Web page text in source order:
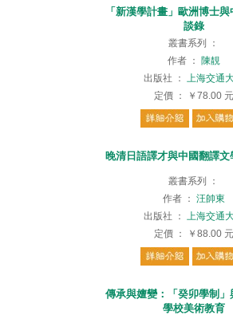
「新漢學計畫」歐洲博士
談錄
叢書系列
：
作者 ：
陳靚
出版社
： 上海交通
定價 ： ￥78.00 元
晚清日語譯才與中國翻譯
叢書系列
：
作者 ： 汪帥東
出版社
： 上海交通
定價 ： ￥88.00 元
傳承與嬗變：「癸卯學制
學校美術教育